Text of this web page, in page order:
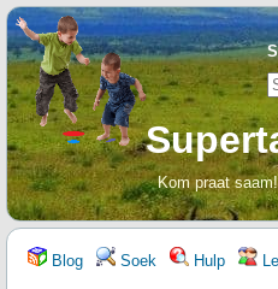
Kom praat saam!
Blog Soek Hulp